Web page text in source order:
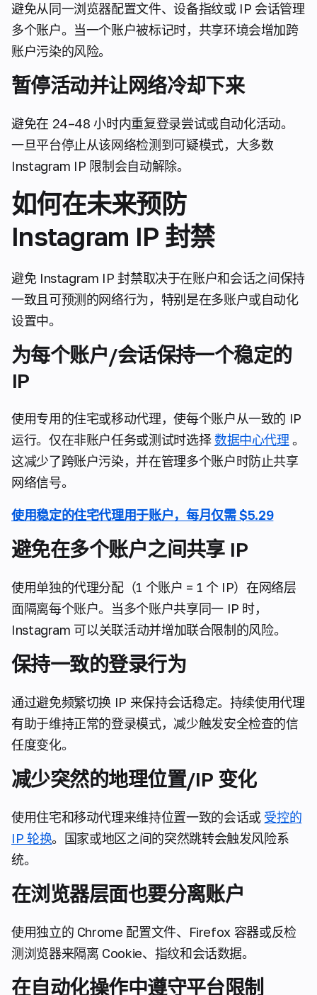
避免从同一浏览器配置文件、设备指纹或 IP 会话管理
多个账户。当一个账户被标记时，共享环境会增加跨
账户污染的风险。
暂停活动并让网络冷却下来
避免在 24–48 小时内重复登录尝试或自动化活动。
一旦平台停止从该网络检测到可疑模式，大多数
Instagram IP 限制会自动解除。
如何在未来预防
Instagram IP 封禁
避免 Instagram IP 封禁取决于在账户和会话之间保持
一致且可预测的网络行为，特别是在多账户或自动化
设置中。
为每个账户/会话保持一个稳定的
IP
使用专用的住宅或移动代理，使每个账户从一致的 IP
运行。仅在非账户任务或测试时选择数据中心代理 。
这减少了跨账户污染，并在管理多个账户时防止共享
网络信号。
使用稳定的住宅代理用于账户，每月仅需 $5.29
避免在多个账户之间共享 IP
使用单独的代理分配（1 个账户 = 1 个 IP）在网络层
面隔离每个账户。当多个账户共享同一 IP 时，
Instagram 可以关联活动并增加联合限制的风险。
保持一致的登录行为
通过避免频繁切换 IP 来保持会话稳定。持续使用代理
有助于维持正常的登录模式，减少触发安全检查的信
任度变化。
减少突然的地理位置/IP 变化
使用住宅和移动代理来维持位置一致的会话或 受控的
IP 轮换。国家或地区之间的突然跳转会触发风险系
统。
在浏览器层面也要分离账户
使用独立的 Chrome 配置文件、Firefox 容器或反检
测浏览器来隔离 Cookie、指纹和会话数据。
在自动化操作中遵守平台限制